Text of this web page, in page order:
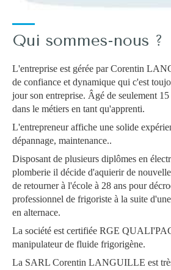
Qui sommes-nous ?
L'entreprise est gérée par Corentin
de confiance et dynamique qui c'est
jour son entreprise. Âgé de seulement
dans le métiers en tant qu'apprenti.
L'entrepreneur affiche une solide
dépannage, maintenance..
Disposant de plusieurs diplômes en
plomberie il décide d'aquierir de
de retourner à l'école à 28 ans pour
professionnel de frigoriste à la suite
en alternace.
La société est certifiée RGE
manipulateur de fluide frigorigène.
La SARL Corentin LANGUILLE est